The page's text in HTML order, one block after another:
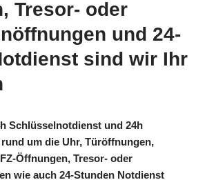
Tresor- oder
und 24-
sind wir Ihr
Schlüsselnotdienst und 24h
um die Uhr, Türöffnungen,
Öffnungen, Tresor- oder
wie auch 24-Stunden Notdienst